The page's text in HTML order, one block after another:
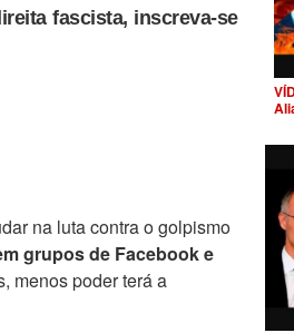
fascista, inscreva-se
na luta contra o golpismo
grupos de Facebook e
menos poder terá a